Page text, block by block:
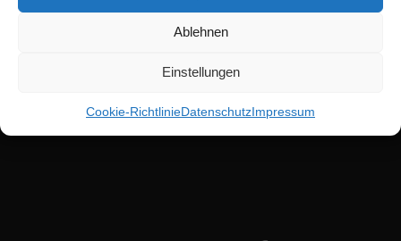
Ablehnen
Einstellungen
Cookie-RichtlinieDatenschutzImpressum